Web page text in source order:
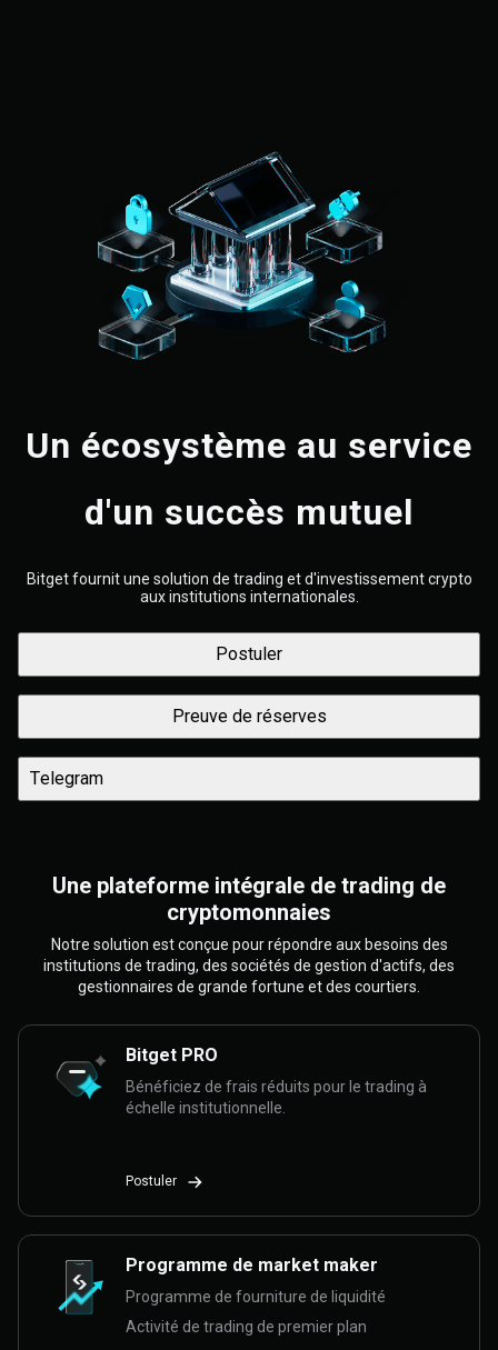
Un écosystème au service
d'un succès mutuel
Bitget fournit une solution de trading et d'investissement crypto
aux institutions internationales.
Postuler
Preuve de réserves
Telegram
Une plateforme intégrale de trading de
cryptomonnaies
Notre solution est conçue pour répondre aux besoins des
institutions de trading, des sociétés de gestion d'actifs, des
gestionnaires de grande fortune et des courtiers.
Bitget PRO
Bénéficiez de frais réduits pour le trading à
échelle institutionnelle.
Postuler
Programme de market maker
Programme de fourniture de liquidité
Activité de trading de premier plan